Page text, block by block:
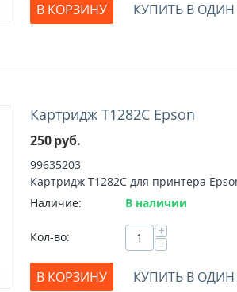
В КОРЗИНУ
КУПИТЬ В
Картридж T1282C Epson
250руб.
99635203
Картридж T1282C для принтера
Наличие:
В наличии
Кол-во: +
−
В КОРЗИНУ
КУПИТЬ В